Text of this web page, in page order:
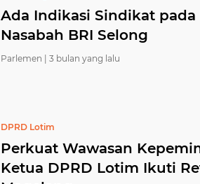
Ada Indikasi Sindikat
Nasabah BRI Selong
Parlemen | 3 bulan yang lalu
DPRD Lotim
Perkuat Wawasan
Ketua DPRD Lotim Ikuti